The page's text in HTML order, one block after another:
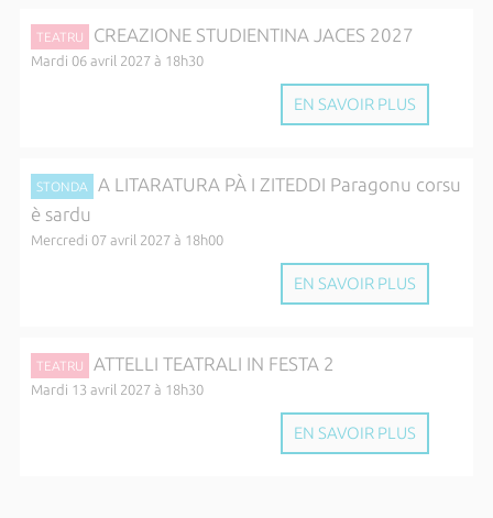
TEATRU CREAZIONE STUDIENTINA JACES 2027
Mardi 06 avril 2027 à 18h30
EN SAVOIR PLUS
STONDA
A LITARATURA PÀ I ZITEDDI Paragonu corsu
è sardu
Mercredi 07 avril 2027 à 18h00
EN SAVOIR PLUS
TEATRU ATTELLI TEATRALI IN FESTA 2
Mardi 13 avril 2027 à 18h30
EN SAVOIR PLUS